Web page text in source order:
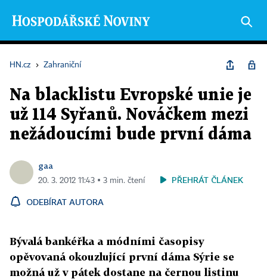
HN.cz › Zahraniční
Na blacklistu Evropské unie je
už 114 Syřanů. Nováčkem mezi
nežádoucími bude první dáma
gaa
20. 3. 2012 11:43 ▪ 3 min. čtení PŘEHRÁT ČLÁNEK
ODEBÍRAT AUTORA
Bývalá bankéřka a módními časopisy
opěvovaná okouzlující první dáma Sýrie se
možná už v pátek dostane na černou listinu